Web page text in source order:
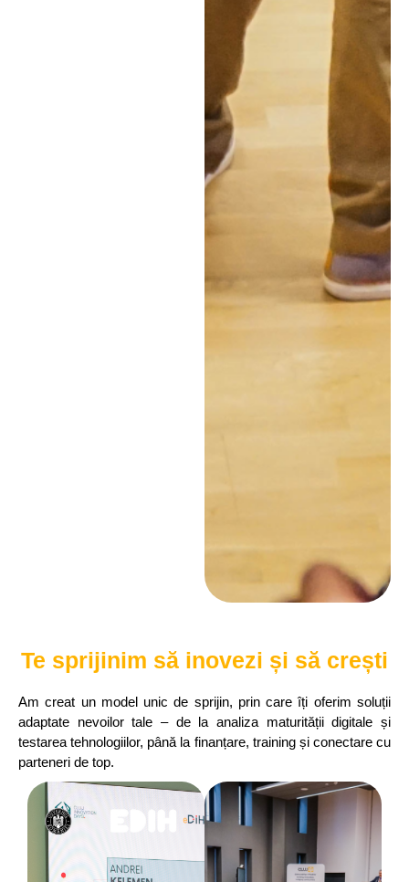
Te sprijinim să inovezi și să crești
Am creat un model unic de sprijin, prin care îți oferim soluții
adaptate nevoilor tale – de la analiza maturității digitale și
testarea tehnologiilor, până la finanțare, training și conectare cu
parteneri de top.